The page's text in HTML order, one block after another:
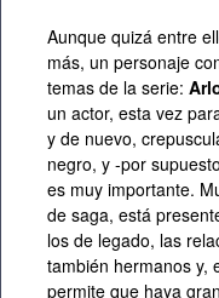
Aunque quizá entre
más, un personaje
temas de la serie:
un actor, esta vez
y de nuevo,
negro, y -por
es muy importante.
de saga, está
los de legado, las
también hermanos y,
permite que haya